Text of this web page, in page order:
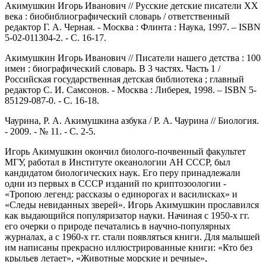
Акимушкин Игорь Иванович // Русские детские писатели XX
века : биобиблиографический словарь / ответственный
редактор Г. А. Черная. - Москва : Флинта : Наука, 1997. – ISBN
5-02-011304-2. - С. 16-17.
Акимушкин Игорь Иванович // Писатели нашего детства : 100
имен : биографический словарь. В 3 частях. Часть 1 /
Российская государственная детская библиотека ; главный
редактор С. И. Самсонов. - Москва : Либерея, 1998. – ISBN 5-
85129-087-0. - С. 16-18.
Чаурина, Р. А. Акимушкина азбука / Р. А. Чаурина // Биология.
- 2009. - № 11. - С. 2-5.
Игорь Акимушкин окончил биолого-почвенный факультет
МГУ, работал в Институте океанологии АН СССР, был
кандидатом биологических наук. Его перу принадлежали
одни из первых в СССР изданий по криптозоологии -
«Тропою легенд: рассказы о единорогах и василисках» и
«Следы невиданных зверей». Игорь Акимушкин прославился
как выдающийся популяризатор науки. Начиная с 1950-х гг.
его очерки о природе печатались в научно-популярных
журналах, а с 1960-х гг. стали появляться книги. Для малышей
им написаны прекрасно иллюстрированные книги: «Кто без
крыльев летает», «Животные морские и речные»,